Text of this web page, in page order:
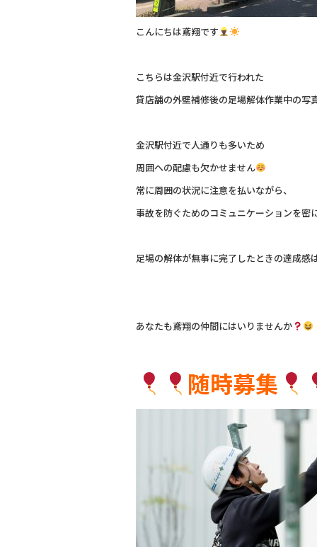
こんにちは鳶翔です
こちらは金沢駅付近で行われた
貸店舗の外壁補修後の足場解体作業中の写
金沢駅付近で人通りも多いため
周囲への配慮も欠かせません
常に周囲の状況に注意を払いながら、
事故を防ぐためのコミュニケーションを密
足場の解体が無事に完了したときの達成感
あなたも鳶翔の仲間にはいりませんか
随時募集